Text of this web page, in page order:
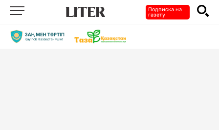
Подписка на
газету